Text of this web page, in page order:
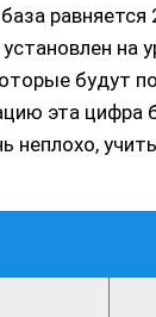
на
будут
эта цифра
неплохо,